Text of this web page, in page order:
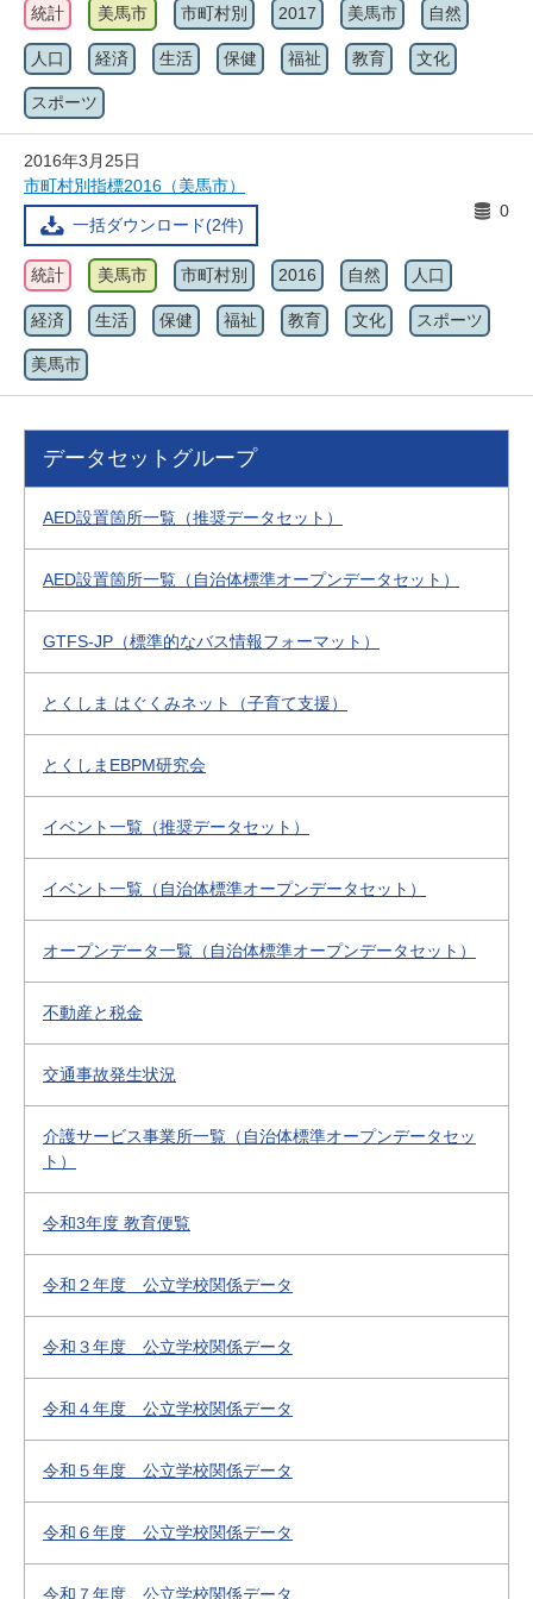
統計 美馬市 市町村別 2017 美馬市 自然
人口 経済 生活 保健 福祉 教育 文化
スポーツ
2016年3月25日
市町村別指標2016（美馬市）
一括ダウンロード(2件)
0
統計 美馬市 市町村別 2016 自然 人口
経済 生活 保健 福祉 教育 文化 スポーツ
美馬市
データセットグループ
AED設置箇所一覧（推奨データセット）
AED設置箇所一覧（自治体標準オープンデータセット）
GTFS-JP（標準的なバス情報フォーマット）
とくしま はぐくみネット（子育て支援）
とくしまEBPM研究会
イベント一覧（推奨データセット）
イベント一覧（自治体標準オープンデータセット）
オープンデータ一覧（自治体標準オープンデータセット）
不動産と税金
交通事故発生状況
介護サービス事業所一覧（自治体標準オープンデータセッ
ト）
令和3年度 教育便覧
令和２年度 公立学校関係データ
令和３年度 公立学校関係データ
令和４年度 公立学校関係データ
令和５年度 公立学校関係データ
令和６年度 公立学校関係データ
令和７年度 公立学校関係データ